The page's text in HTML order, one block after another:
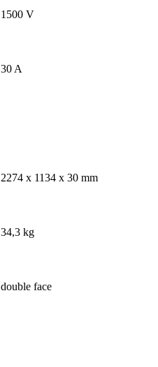
1500 V
30 A
2274 x 1134 x 30 mm
34,3 kg
double face